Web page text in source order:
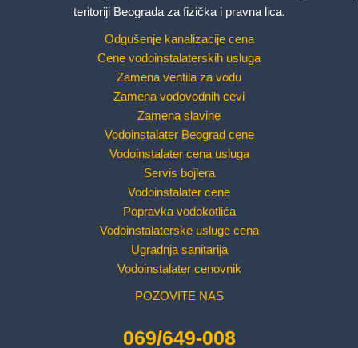
teritoriji Beograda za fizička i pravna lica.
Odgušenje kanalizacije cena
Cene vodoinstalaterskih usluga
Zamena ventila za vodu
Zamena vodovodnih cevi
Zamena slavine
Vodoinstalater Beograd cene
Vodoinstalater cena usluga
Servis bojlera
Vodoinstalater cene
Popravka vodokotlića
Vodoinstalaterske usluge cena
Ugradnja sanitarija
Vodoinstalater cenovnik
POZOVITE NAS
069/649-008